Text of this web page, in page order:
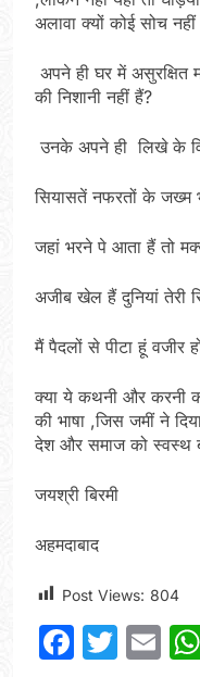
अलावा क्यों कोई सोच
अपने ही घर में असुरक्षित
की निशानी नहीं हैं?
उनके अपने ही लिखे के
सियासतें नफरतों के जख्म
जहां भरने पे आता हैं तो
अजीब खेल हैं दुनियां तेरी
मैं पैदलों से पीटा हूं वजीर
क्या ये कथनी और करनी
की भाषा ,जिस जमीं ने
देश और समाज को स्वस्थ
जयश्री बिरमी
अहमदाबाद
Post Views: 804